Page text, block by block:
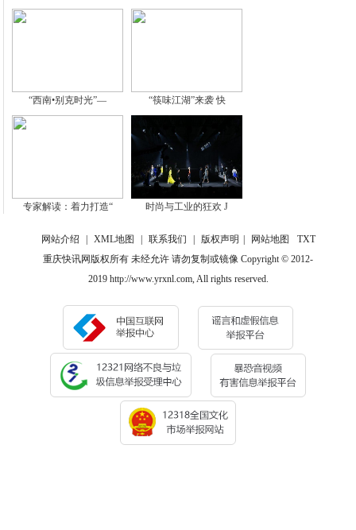
“西南•别克时光”— “筷味江湖”来袭 快
专家解读：着力打造“ 时尚与工业的狂欢 J
网站介绍 XML地图 联系我们 版权声明 网站地图
TXT
重庆快讯网版权所有 未经允许 请勿复制或镜像 Copyright © 2012-
2019 http://www.yrxnl.com, All rights reserved.